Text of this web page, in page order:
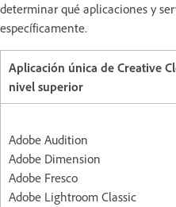
determinar qué aplicaciones y
específicamente.
Aplicación única de Creative
nivel superior
Adobe Audition
Adobe Dimension
Adobe Fresco
Adobe Lightroom Classic